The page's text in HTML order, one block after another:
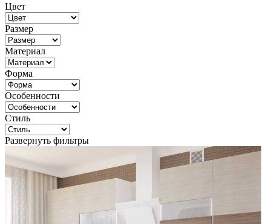
Цвет
Размер
Материал
Форма
Особенности
Стиль
Развернуть фильтры